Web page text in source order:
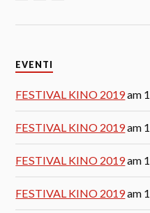
EVENTI
FESTIVAL KINO 2019am
FESTIVAL KINO 2019am
FESTIVAL KINO 2019am
FESTIVAL KINO 2019am